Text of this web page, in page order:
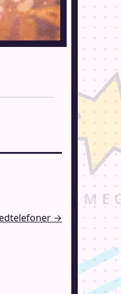
→